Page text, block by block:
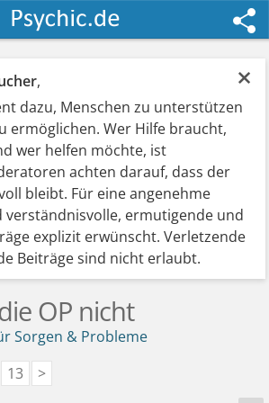
×
,
dazu, Menschen zu unterstützen
ermöglichen. Wer Hilfe braucht,
wer helfen möchte, ist
achten darauf, dass der
bleibt. Für eine angenehme
verständnisvolle, ermutigende und
explizit erwünscht. Verletzende
Beiträge sind nicht erlaubt.
OP nicht
Sorgen & Probleme
13 >